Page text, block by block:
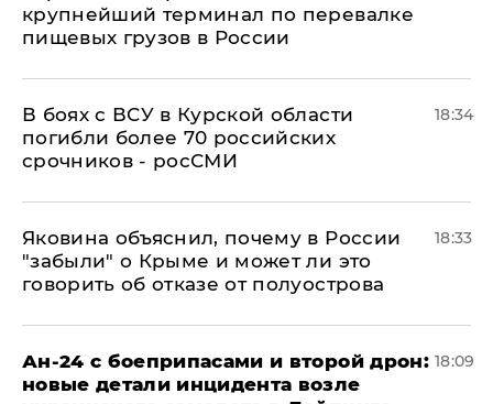
крупнейший терминал по перевалке
пищевых грузов в России
В боях с ВСУ в Курской области
погибли более 70 российских
срочников - росСМИ
18:34
Яковина объяснил, почему в России
"забыли" о Крыме и может ли это
говорить об отказе от полуострова
18:33
Ан-24 с боеприпасами и второй дрон:
новые детали инцидента возле
18:09